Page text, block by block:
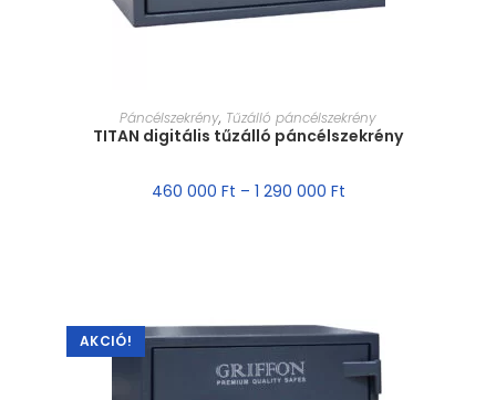
MÉRET VÁLASZTÁSA
Páncélszekrény, Tűzálló páncélszekrény
TITAN digitális tűzálló páncélszekrény
460 000 Ft – 1 290 000 Ft
AKCIÓ!